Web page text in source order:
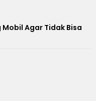
Agar Tidak Bisa